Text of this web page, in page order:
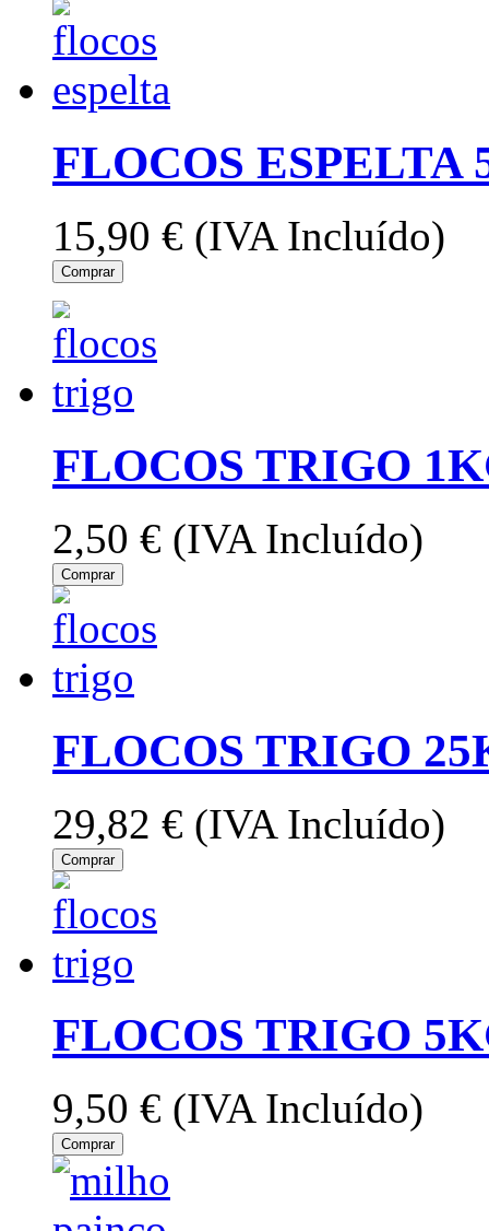
FLOCOS ESPELTA
15,90 € (IVA Incluído)
Comprar
FLOCOS TRIGO
2,50 € (IVA Incluído)
Comprar
FLOCOS TRIGO
29,82 € (IVA Incluído)
Comprar
FLOCOS TRIGO
9,50 € (IVA Incluído)
Comprar